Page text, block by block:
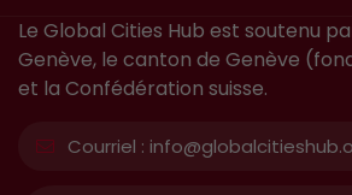
Le Global Cities Hub est soutenu
Genève, le canton de Genève
et la Confédération suisse.
Courriel :